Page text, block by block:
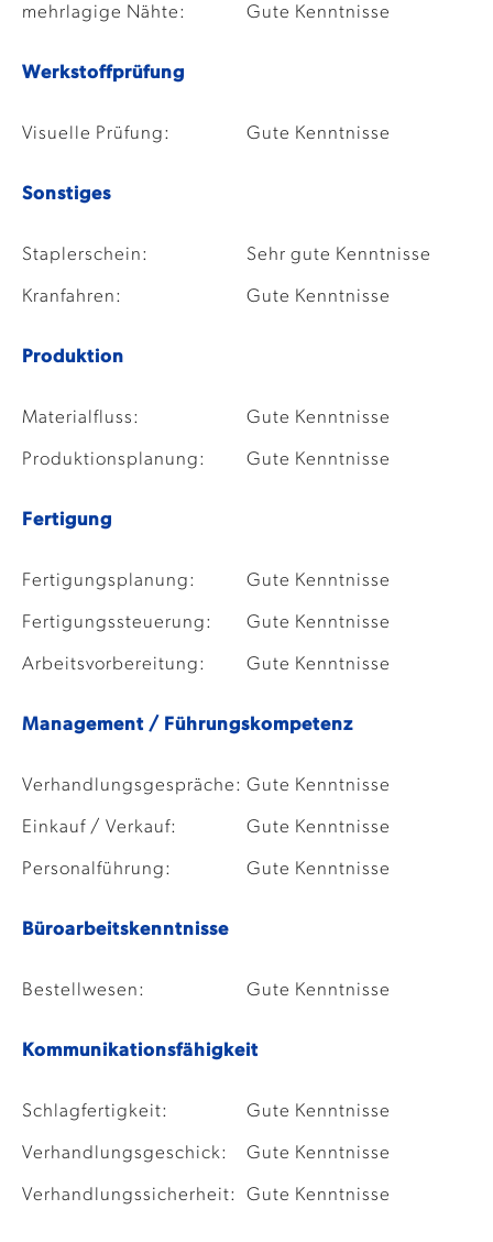
mehrlagige Nähte: Gute Kenntnisse
Werkstoffprüfung
Visuelle Prüfung: Gute Kenntnisse
Sonstiges
Staplerschein: Sehr gute Kenntnisse
Kranfahren: Gute Kenntnisse
Produktion
Materialfluss: Gute Kenntnisse
Produktionsplanung: Gute Kenntnisse
Fertigung
Fertigungsplanung: Gute Kenntnisse
Fertigungssteuerung: Gute Kenntnisse
Arbeitsvorbereitung: Gute Kenntnisse
Management / Führungskompetenz
Verhandlungsgespräche: Gute Kenntnisse
Einkauf / Verkauf: Gute Kenntnisse
Personalführung: Gute Kenntnisse
Büroarbeitskenntnisse
Bestellwesen: Gute Kenntnisse
Kommunikationsfähigkeit
Schlagfertigkeit: Gute Kenntnisse
Verhandlungsgeschick: Gute Kenntnisse
Verhandlungssicherheit: Gute Kenntnisse